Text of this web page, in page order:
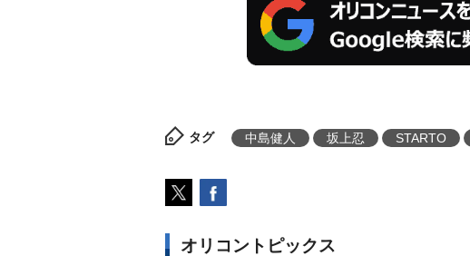
タグ 中島健人 坂上忍 STARTO
オリコントピックス